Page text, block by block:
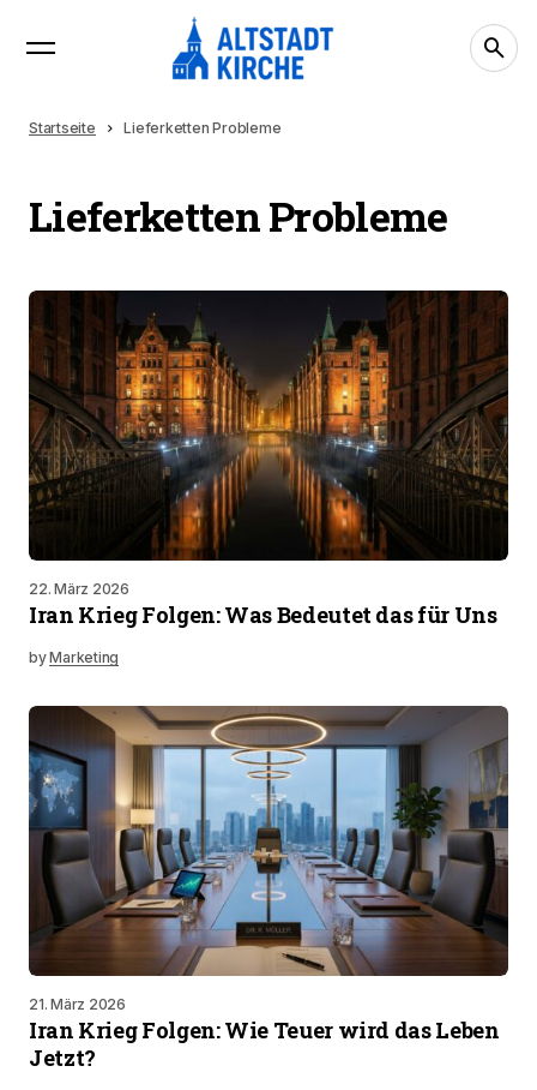
Startseite Lieferketten Probleme
Lieferketten Probleme
22. März 2026
Iran Krieg Folgen: Was Bedeutet das für Uns
byMarketing
21. März 2026
Iran Krieg Folgen: Wie Teuer wird das Leben
Jetzt?